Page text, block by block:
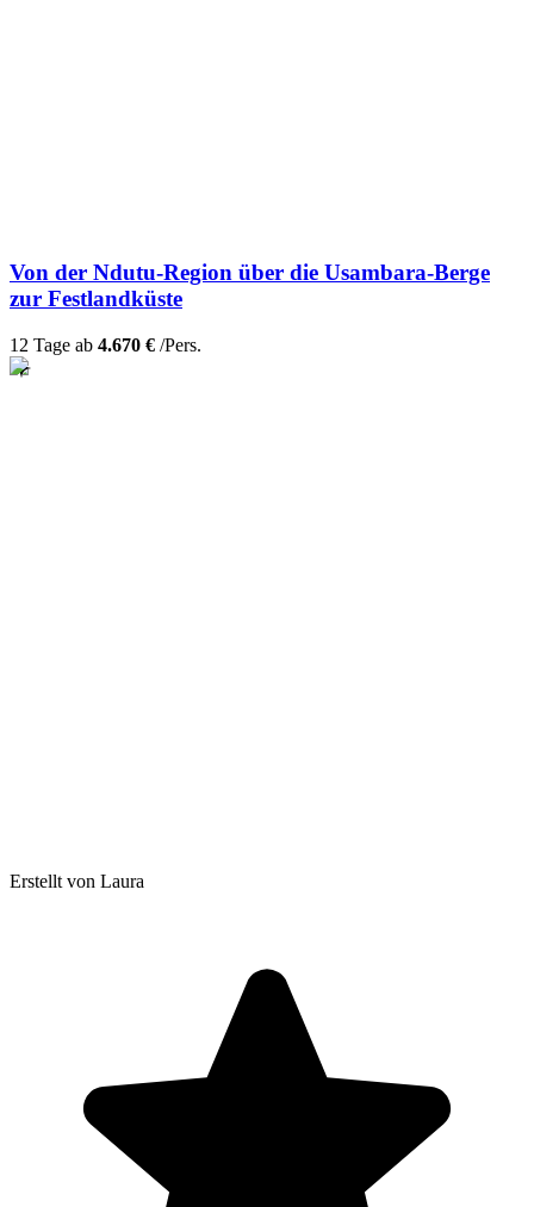
Von der Ndutu-Region über die Usambara-Berge
zur Festlandküste
12 Tage ab 4.670 € /Pers.
Erstellt von Laura